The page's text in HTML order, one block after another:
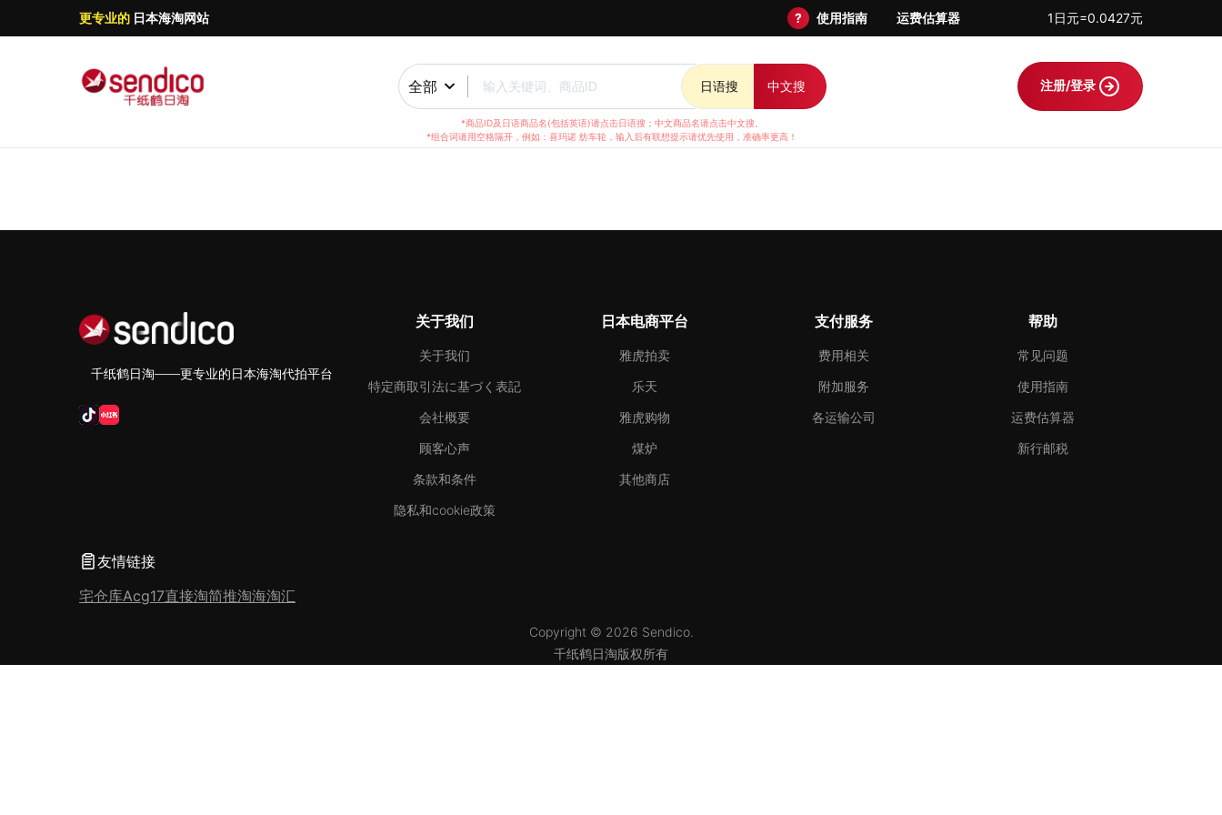
更专业的 日本海淘网站 ? 使用指南 运费估算器 1日元=0.0427元
全部 输入关键词、商品ID 日语搜 中文搜
*商品ID及日语商品名(包括英语)请点击日语搜；中文商品名请点击中文搜。
*组合词请用空格隔开，例如：喜玛诺 纺车轮，输入后有联想提示请优先使用，准确率更高！
注册/登录
千纸鹤日淘——更专业的日本海淘代拍平台
关于我们
关于我们
特定商取引法に基づく表記
会社概要
顾客心声
条款和条件
隐私和cookie政策
日本电商平台
雅虎拍卖
乐天
雅虎购物
煤炉
其他商店
支付服务
费用相关
附加服务
各运输公司
帮助
常见问题
使用指南
运费估算器
新行邮税
友情链接
宅仓库Acg17直接淘简推淘海淘汇
Copyright © 2026 Sendico.
千纸鹤日淘版权所有